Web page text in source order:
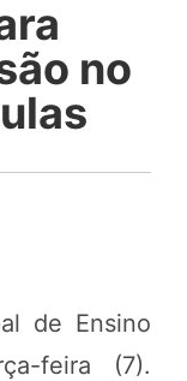
no
de Ensino
feira (7).